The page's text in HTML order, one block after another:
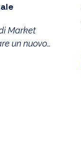
Market
un nuovo
per esplorare
relatori di
digitali